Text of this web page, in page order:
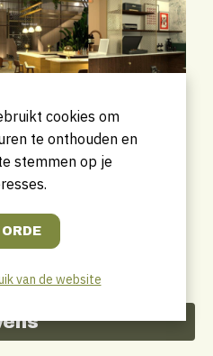
cookies om
te onthouden en
stemmen op je
van de website